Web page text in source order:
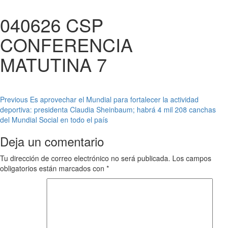
040626 CSP
CONFERENCIA
MATUTINA 7
Post
navigation
Previous Es aprovechar el Mundial para fortalecer la actividad
deportiva: presidenta Claudia Sheinbaum; habrá 4 mil 208 canchas
del Mundial Social en todo el país
Deja un comentario
Tu dirección de correo electrónico no será publicada. Los campos
obligatorios están marcados con *